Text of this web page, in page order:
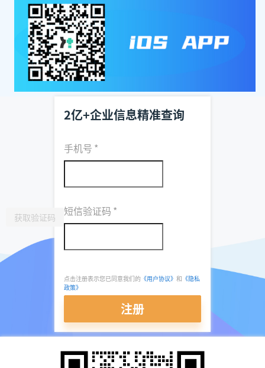
2亿+企业信息精准查询
手机号 *
短信验证码 *
获取验证码
点击注册表示您已同意我们的 《用户协议》 和 《隐私
政策》
注册